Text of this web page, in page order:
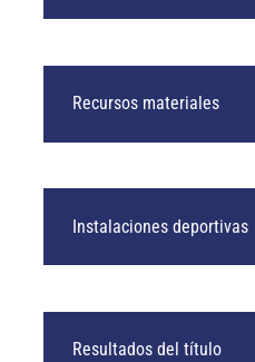
Recursos materiales
Instalaciones deportivas
Resultados del título